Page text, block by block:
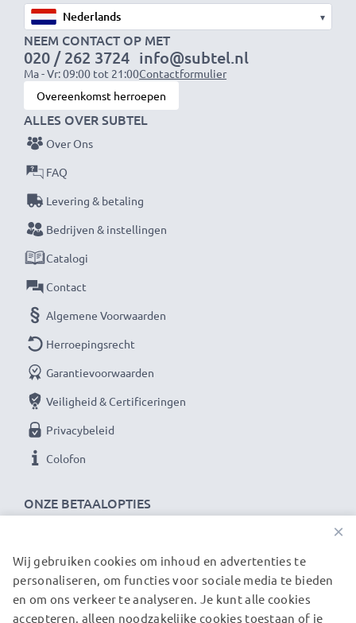
1x 2000mAh accu:
1x 3000mAh accu:ca. 6 uur
OPMERKING:Laad je batterijen vóór het eerste
gebruik volledig op voor optimale prestaties en
levensduur.
Mis nooit meer een moment met deze slimme,
compacte LCD-batterijlader van CELLONIC. Bestel
▾
NEEM CONTACT OP MET
020 / 262 3724
Ma - Vr: 09:00 tot 21:00
info@subtel.nl
Contactformulier
Overeenkomst herroepen
ONZE BETAALOPTIES
ALLES OVER SUBTEL
Over Ons
FAQ
Levering & betaling
Bedrijven & instellingen
Catalogi
Contact
Algemene Voorwaarden
Herroepingsrecht
Garantievoorwaarden
Veiligheid & Certificeringen
Privacybeleid
Colofon
ONZE VERZENDPARTNERS
×
Wij gebruiken cookies om inhoud en advertenties te
personaliseren, om functies voor sociale media te bieden
en om ons verkeer te analyseren. Je kunt alle cookies
accepteren, alleen noodzakelijke cookies toestaan of je